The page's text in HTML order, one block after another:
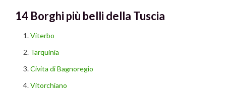
14 Borghi più belli della Tuscia
Viterbo
Tarquinia
Civita di Bagnoregio
Vitorchiano